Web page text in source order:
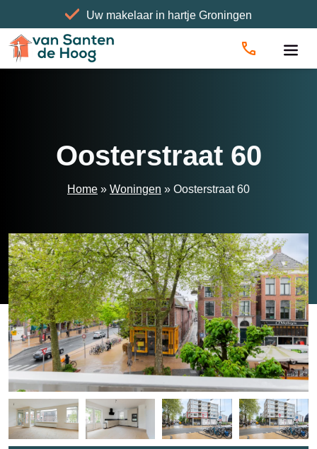
Uw makelaar in hartje Groningen
Woningen »Oosterstraat 60
Oosterstraat 60
Home » Woningen » Oosterstraat 60